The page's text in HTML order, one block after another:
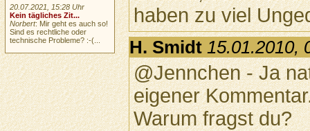
haben zu viel
H. Smidt 15.01.2010,
@Jennchen - Ja
eigener
Warum fragst du?
20.07.2021, 15:28 Uhr
Kein tägliches Zit...
Norbert: Mir geht es auch so!
Sind es rechtliche oder
technische Probleme? :-(...